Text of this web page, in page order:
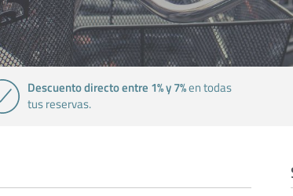
Descuento directo entre 1% y 7%en todas
tus reservas.